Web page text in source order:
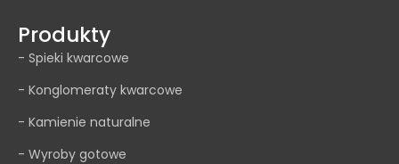
Produkty
- Spieki kwarcowe
- Konglomeraty kwarcowe
- Kamienie naturalne
- Wyroby gotowe